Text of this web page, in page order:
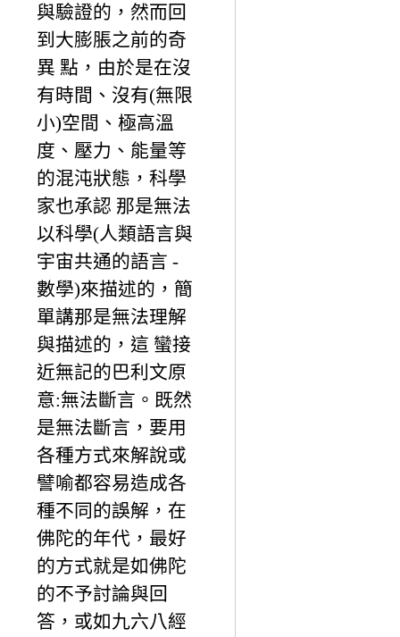
與驗證的，然而回
到大膨脹之前的奇
異 點，由於是在沒
有時間、沒有(無限
小)空間、極高溫
度、壓力、能量等
的混沌狀態，科學
家也承認 那是無法
以科學(人類語言與
宇宙共通的語言 -
數學)來描述的，簡
單講那是無法理解
與描述的，這 蠻接
近無記的巴利文原
意:無法斷言。既然
是無法斷言，要用
各種方式來解說或
譬喻都容易造成各
種不同的誤解，在
佛陀的年代，最好
的方式就是如佛陀
的不予討論與回
答，或如九六八經